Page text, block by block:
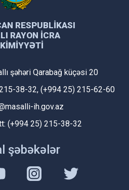
RESPUBLIKASI
RAYON İCRA
şəhəri Qarabağ küçəsi 20
38-32, (+994 25) 215-62-60
ih.gov.az
(+994 25) 215-38-32
şəbəkələr